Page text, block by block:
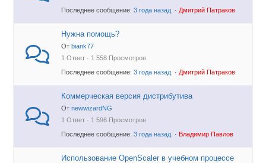
Последнее сообщение:3 года назад · Дмитрий Патраков
Нужна помощь?
Отbiank77
1 Ответ · 1 558 Просмотров
Последнее сообщение:3 года назад · Дмитрий Патраков
Коммерческая версия дистрибутива
ОтnewwizardNG
1 Ответ · 1 596 Просмотров
Последнее сообщение:3 года назад · Владимир Павлов
Использование OpenScaler в учебном процессе